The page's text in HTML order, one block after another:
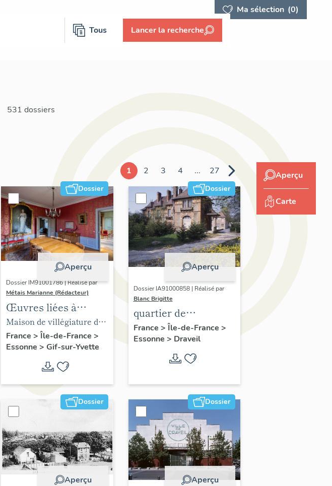
Ma sélection (0)
Tous Lancer la recherche
531 dossiers
1 2 3 4 ... 27
Dossier
Aperçu
Dossier IM91001786 | Réalisé par
Métais Marianne (Rédacteur)
Œuvres liées à
Juliette Adam
Maison de villégiature dite
château de l'Ermitage
France > Île-de-France >
Essonne > Gif-sur-Yvette
Dossier
Aperçu
Dossier IA91000858 | Réalisé par
Blanc Brigitte
quartier de
Champrosay
France > Île-de-France >
Essonne > Draveil
Dossier
Aperçu
Dossier
Aperçu
Aperçu
Carte